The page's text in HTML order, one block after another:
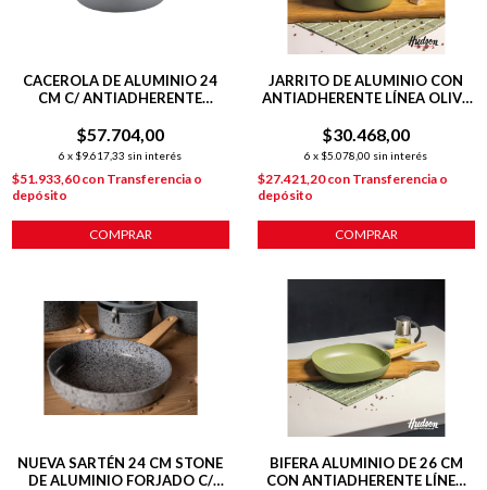
CACEROLA DE ALUMINIO 24
CM C/ ANTIADHERENTE
$57.704,00
6 x $9.617,33 sin interés
$51.933,60con Transferencia o
depósito
COMPRAR
JARRITO DE ALUMINIO CON
ANTIADHERENTE LÍNEA OLIVE
$30.468,00
6 x $5.078,00 sin interés
$27.421,20con Transferencia o
depósito
COMPRAR
NUEVA SARTÉN 24 CM STONE
DE ALUMINIO FORJADO C/
BIFERA ALUMINIO DE 26 CM
CON ANTIADHERENTE LÍNEA